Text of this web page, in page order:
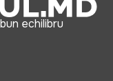
echilibru